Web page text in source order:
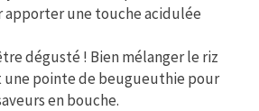
apporter une touche acidulée
dégusté ! Bien mélanger le riz
une pointe de beugueuthie pour
en bouche.